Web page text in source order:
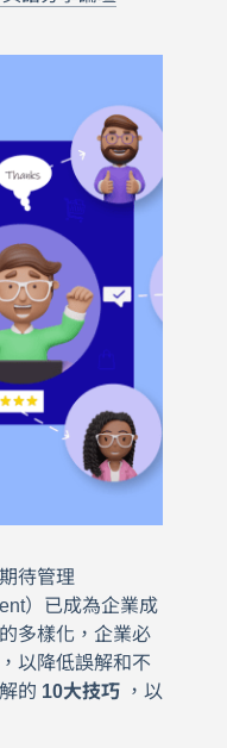
待管理
）已成為企業成
多樣化，企業必
以降低誤解和不
的 10大技巧 ，以